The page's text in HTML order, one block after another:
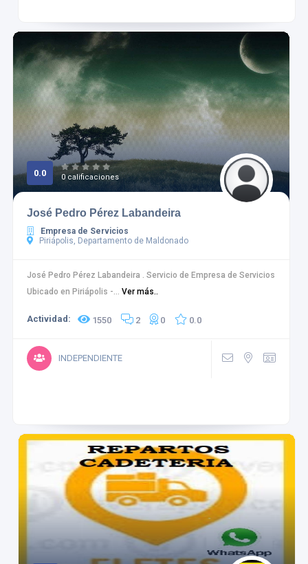
0.0 0 calificaciones
José Pedro Pérez Labandeira
Empresa de Servicios
Piriápolis, Departamento de Maldonado
José Pedro Pérez Labandeira . Servicio de Empresa de Servicios
Ubicado en Piriápolis -... Ver más..
Actividad: 1550 2 0 0.0
INDEPENDIENTE